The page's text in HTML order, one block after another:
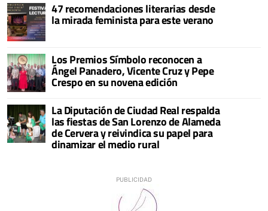
47 recomendaciones literarias desde
la mirada feminista para este verano
Los Premios Símbolo reconocen a
Ángel Panadero, Vicente Cruz y Pepe
Crespo en su novena edición
La Diputación de Ciudad Real respalda
las fiestas de San Lorenzo de Alameda
de Cervera y reivindica su papel para
dinamizar el medio rural